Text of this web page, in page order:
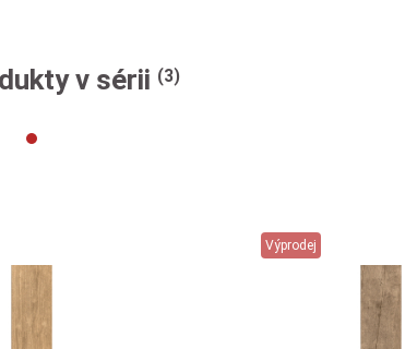
v sérii (3)
Výprodej